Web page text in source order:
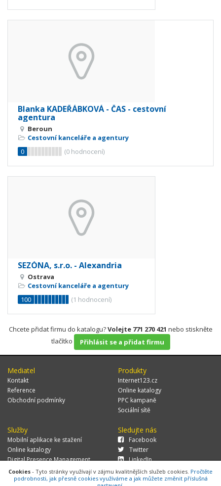
Blanka KADEŘÁBKOVÁ - ČAS - cestovní
agentura
Beroun
Cestovní kanceláře a agentury
0
(0 hodnocení)
SEZÓNA, s.r.o. - Alexandria
Ostrava
Cestovní kanceláře a agentury
100
(1 hodnocení)
Chcete přidat firmu do katalogu?Volejte 771 270 421 nebo stiskněte
tlačítko
Přihlásit se a přidat firmu
Mediatel
Kontakt
Reference
Obchodní podmínky
Produkty
Internet123.cz
Online katalogy
PPC kampaně
Sociální sítě
Služby
Mobilní aplikace ke stažení
Online katalogy
Digital Presence Management
Více zákazníků
Sledujte nás
Facebook
Twitter
LinkedIn
Cookies - Tyto stránky využívají v zájmu kvalitnějších služeb cookies. Pročtěte
podrobnosti, jak přesně cookies využíváme a jak můžete změnit příslušná